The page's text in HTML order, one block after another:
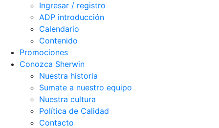
Ingresar / registro
ADP introducción
Calendario
Contenido
Promociones
Conozca Sherwin
Nuestra historia
Sumate a nuestro equipo
Nuestra cultura
Política de Calidad
Contacto